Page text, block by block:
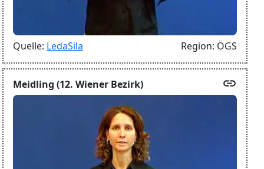
Quelle: LedaSila Region: ÖGS
Meidling (12. Wiener Bezirk) link